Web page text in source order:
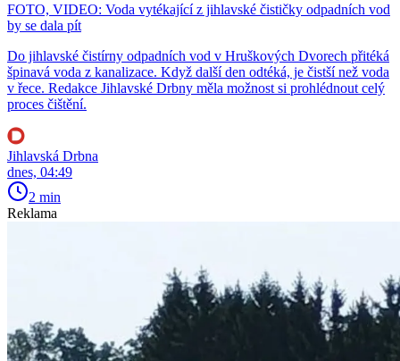
FOTO, VIDEO: Voda vytékající z jihlavské čističky odpadních vod
by se dala pít
Do jihlavské čistírny odpadních vod v Hruškových Dvorech přitéká
špinavá voda z kanalizace. Když další den odtéká, je čistší než voda
v řece. Redakce Jihlavské Drbny měla možnost si prohlédnout celý
proces čištění.
Jihlavská Drbna
dnes, 04:49
2 min
Reklama